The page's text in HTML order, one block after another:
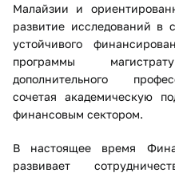
Малайзии и
развитие исследований в
устойчивого
программы
дополнительного
сочетая академическую
финансовым сектором.
В настоящее время
развивает